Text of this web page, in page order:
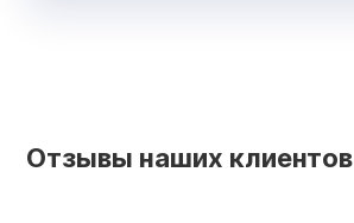
Отзывы наших клиентов